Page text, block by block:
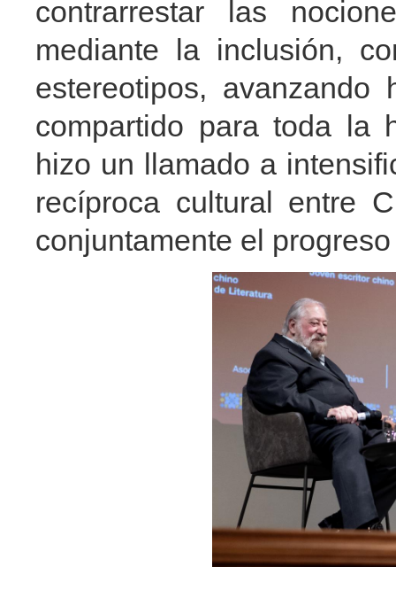
contrarrestar las
mediante la inclusión,
estereotipos,
compartido para toda la
hizo un llamado a
recíproca cultural entre
conjuntamente el